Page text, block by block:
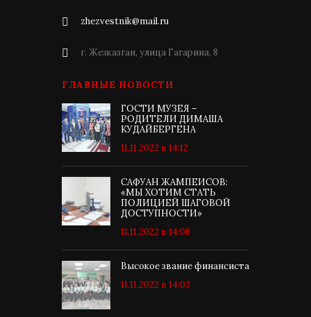
zhezvestnik@mail.ru
г. Жезказган, улица Гагарина, 8
ГЛАВНЫЕ НОВОСТИ
ГОСТИ МУЗЕЯ –
РОДИТЕЛИ ДИМАША
КУДАЙБЕРГЕНА
11.11.2022 в 14:12
САФУАН ЖАМПЕИСОВ:
«МЫ ХОТИМ СТАТЬ
ПОЛИЦИЕЙ ШАГОВОЙ
ДОСТУПНОСТИ»
11.11.2022 в 14:08
Высокое звание финансиста
11.11.2022 в 14:03